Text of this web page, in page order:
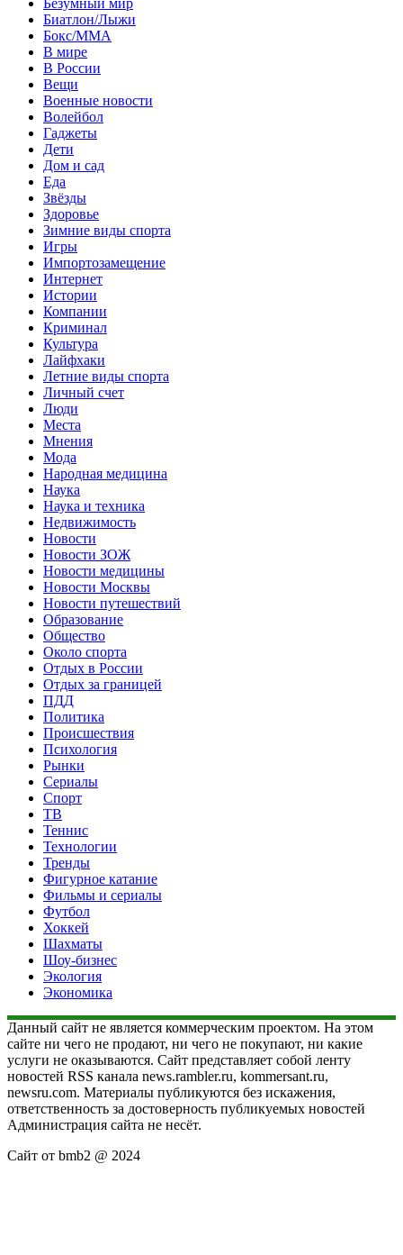
Биатлон/Лыжи
Бокс/MMA
В мире
В России
Вещи
Военные новости
Волейбол
Гаджеты
Дети
Дом и сад
Еда
Звёзды
Здоровье
Зимние виды спорта
Игры
Импортозамещение
Интернет
Истории
Компании
Криминал
Культура
Лайфхаки
Летние виды спорта
Личный счет
Люди
Места
Мнения
Мода
Народная медицина
Наука
Наука и техника
Недвижимость
Новости
Новости ЗОЖ
Новости медицины
Новости Москвы
Новости путешествий
Образование
Общество
Около спорта
Отдых в России
Отдых за границей
ПДД
Политика
Происшествия
Психология
Рынки
Сериалы
Спорт
ТВ
Теннис
Технологии
Тренды
Фигурное катание
Фильмы и сериалы
Футбол
Хоккей
Шахматы
Шоу-бизнес
Экология
Экономика
Данный сайт не является коммерческим проектом. На этом
сайте ни чего не продают, ни чего не покупают, ни какие
услуги не оказываются. Сайт представляет собой ленту
новостей RSS канала news.rambler.ru, kommersant.ru,
newsru.com. Материалы публикуются без искажения,
ответственность за достоверность публикуемых новостей
Администрация сайта не несёт.
Сайт от bmb2 @ 2024